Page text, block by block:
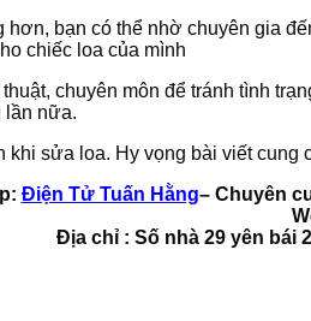
bạn có thể nhờ chuyên gia
chiếc loa của mình
chuyên môn để tránh tình
lần nữa.
sửa loa. Hy vọng bài viết
Điện Tử Tuấn Hằng– Chuyên
Địa chỉ : Số nhà 29 yên bái